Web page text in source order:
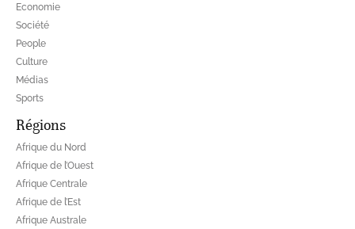
Economie
Société
People
Culture
Médias
Sports
Régions
Afrique du Nord
Afrique de l’Ouest
Afrique Centrale
Afrique de l’Est
Afrique Australe